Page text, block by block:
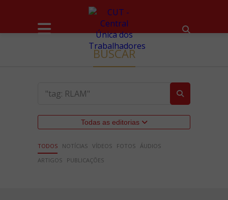
BUSCAR
Todas as editorias
TODOS NOTÍCIAS VÍDEOS FOTOS ÁUDIOS
ARTIGOS
PUBLICAÇÕES